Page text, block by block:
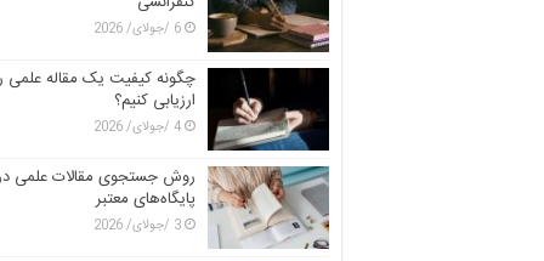
6 /جولای/ 2026
چگونه کیفیت یک مقاله علمی
ارزیابی کنیم؟
4 /جولای/ 2026
روش جستجوی مقالات علمی
پایگاه‌های معتبر
3 /جولای/ 2026